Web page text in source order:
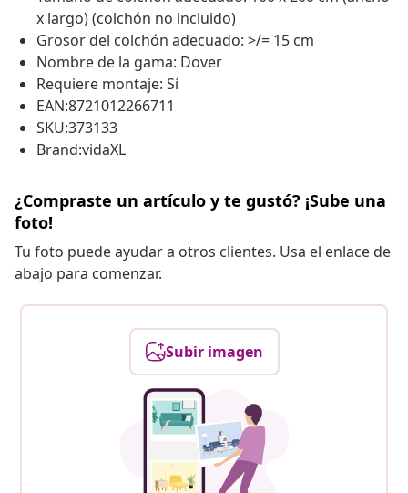
x largo) (colchón no incluido)
Grosor del colchón adecuado: >/= 15 cm
Nombre de la gama: Dover
Requiere montaje: Sí
EAN:8721012266711
SKU:373133
Brand:vidaXL
¿Compraste un artículo y te gustó? ¡Sube una
foto!
Tu foto puede ayudar a otros clientes. Usa el enlace de
abajo para comenzar.
Subir imagen